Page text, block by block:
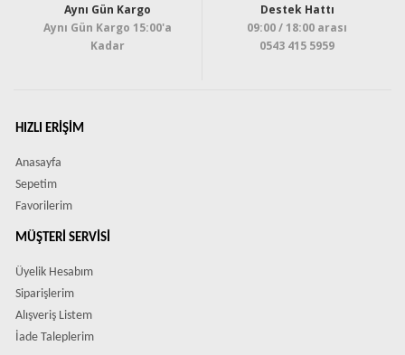
Aynı Gün Kargo
Aynı Gün Kargo 15:00'a
Kadar
Destek Hattı
09:00 / 18:00 arası
0543 415 5959
HIZLI ERIŞIM
Anasayfa
Sepetim
Favorilerim
MÜŞTERI SERVISI
Üyelik Hesabım
Siparişlerim
Alışveriş Listem
İade Taleplerim